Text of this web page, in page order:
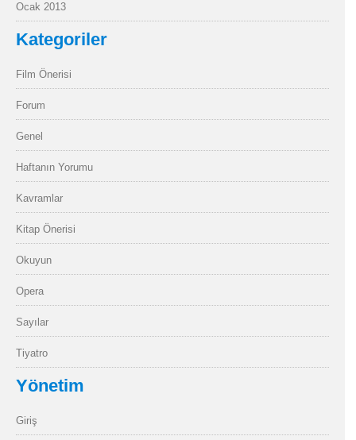
Ocak 2013
Kategoriler
Film Önerisi
Forum
Genel
Haftanın Yorumu
Kavramlar
Kitap Önerisi
Okuyun
Opera
Sayılar
Tiyatro
Yönetim
Giriş